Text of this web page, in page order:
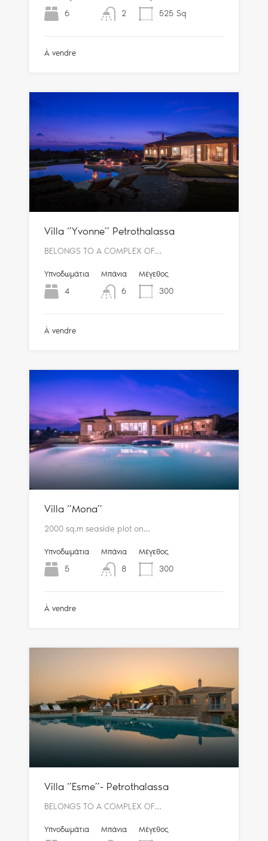
6 2 525 Sq
À vendre
Villa ‘’Yvonne’’ Petrothalassa
BELONGS TO A COMPLEX OF…
Υπνοδωμάτια
4
Μπάνια
6
Μέγεθος
300
À vendre
Villa ‘’Mona’’
2000 sq.m seaside plot on…
Υπνοδωμάτια
5
Μπάνια
8
Μέγεθος
300
À vendre
Villa ‘’Esme’’- Petrothalassa
BELONGS TO A COMPLEX OF…
Υπνοδωμάτια Μπάνια Μέγεθος